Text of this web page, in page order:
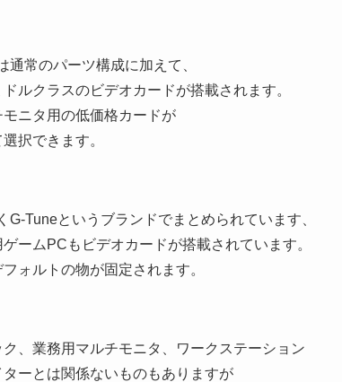
通常のパーツ構成に加えて、
ルクラスのビデオカードが搭載されます。
ニタ用の低価格カードが
択できます。
G-Tuneというブランドでまとめられています、
ームPCもビデオカードが搭載されています。
ォルトの物が固定されます。
、業務用マルチモニタ、ワークステーション
ーとは関係ないものもありますが